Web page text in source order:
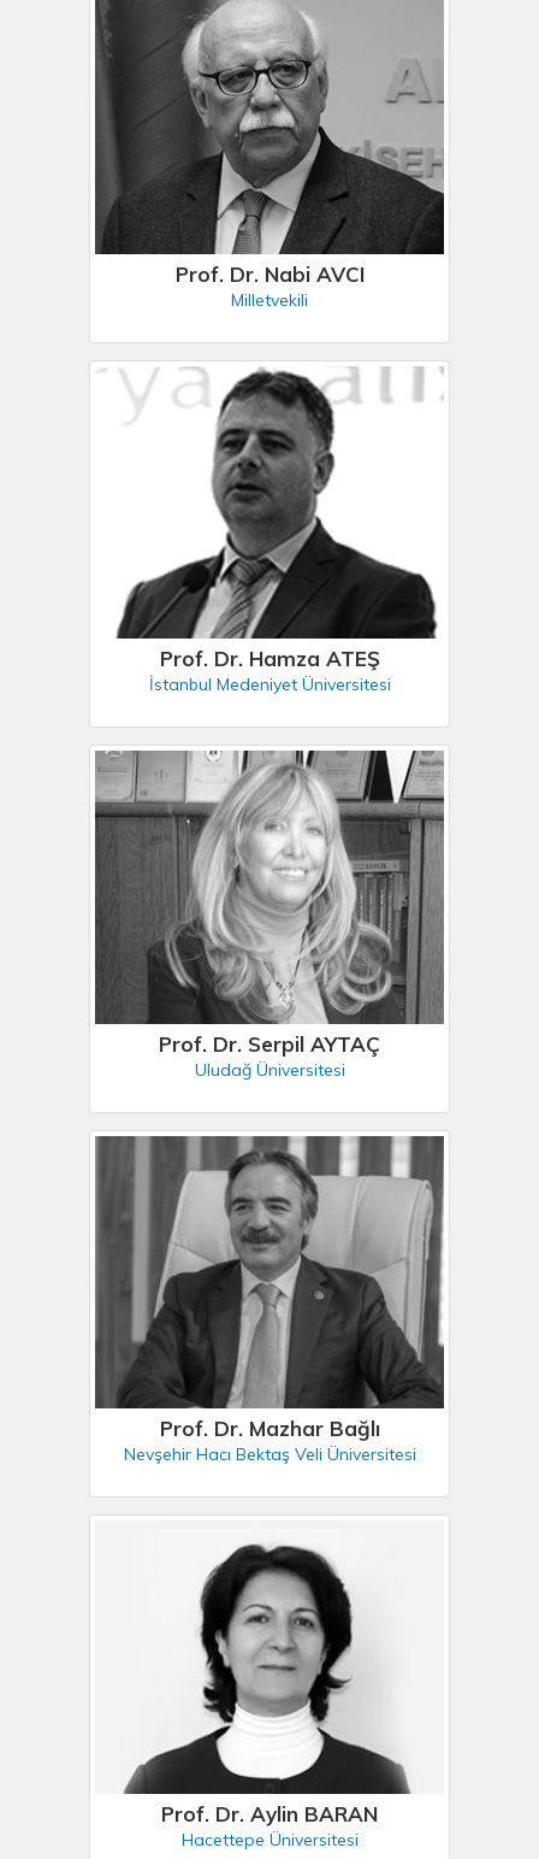
Prof. Dr. Nabi AVCI
Milletvekili
Prof. Dr. Hamza ATEŞ
İstanbul Medeniyet Üniversitesi
Prof. Dr. Serpil AYTAÇ
Uludağ Üniversitesi
Prof. Dr. Mazhar Bağlı
Nevşehir Hacı Bektaş Veli Üniversitesi
Prof. Dr. Aylin BARAN
Hacettepe Üniversitesi